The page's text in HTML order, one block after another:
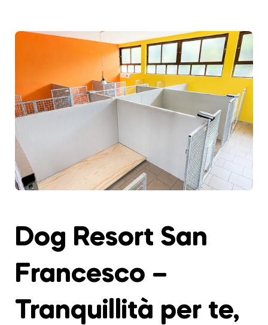
Dog Resort San
Francesco –
Tranquillità per te,